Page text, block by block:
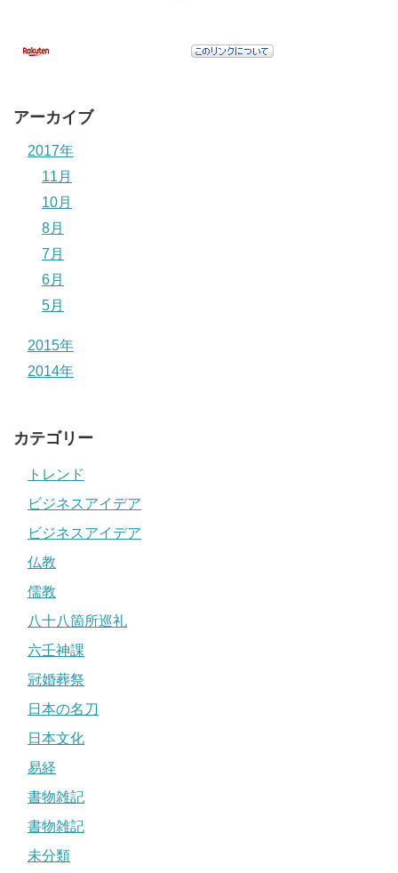
アーカイブ
2017年
11月
10月
8月
7月
6月
5月
2015年
2014年
カテゴリー
トレンド
ビジネスアイデア
ビジネスアイデア
仏教
儒教
八十八箇所巡礼
六壬神課
冠婚葬祭
日本の名刀
日本文化
易経
書物雑記
書物雑記
未分類